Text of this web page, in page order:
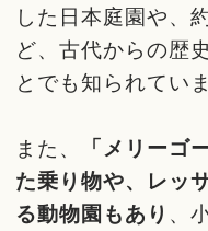
した日本庭園や、
ど、古代からの歴
とでも知られていま
また、
「メリーゴ
た乗り物や、レッ
る動物園もあり 、